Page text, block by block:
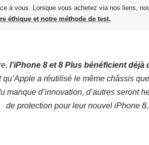
à vous. Lorsque vous achetez via nos liens,
éthique et notre méthode de test.
l’iPhone 8 et 8 Plus bénéficient
a réutilisé le même châssis
manque d’innovation, d’autres seront
de protection pour leur nouvel iPhone 8.